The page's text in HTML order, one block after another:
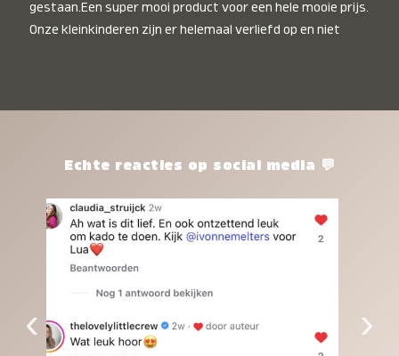
gestaan.Een super mooi product voor een hele mooie prijs.
Onze kleinkinderen zijn er helemaal verliefd op en niet
het waard.Echte reacties op social media 💬
‹ ›